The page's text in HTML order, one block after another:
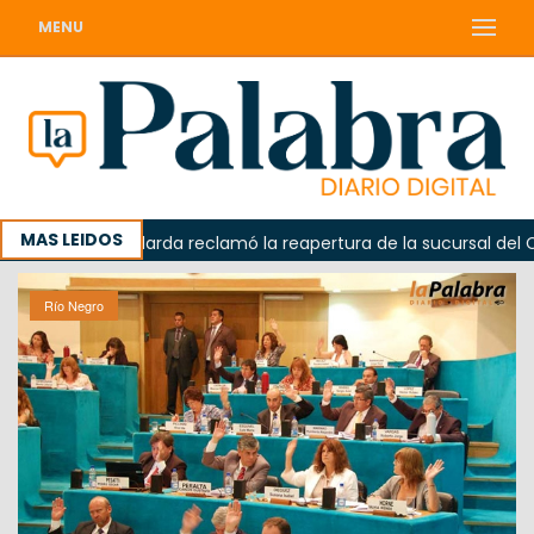
MENU
MAS LEIDOS
Odarda reclamó la reapertura de la sucursal del
Río Negro